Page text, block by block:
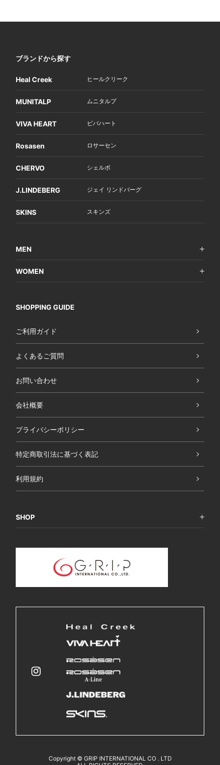
ブランドから探す
Heal Creek ヒールクリーク
MUNITALP ムニタルプ
VIVA HEART ビバハート
Rosasen ロサーセン
CHERVO シェルボ
J.LINDEBERG ジェイ リンドバーグ
SKINS スキンズ
MEN
WOMEN
SHOPPING GUIDE
ご利用ガイド
よくあるご質問
お問い合わせ
会社概要
プライバシーポリシー
特定商取引法に基づく表記
利用規約
SHOP
Copyright © GRIP INTERNATIONAL CO . LTD